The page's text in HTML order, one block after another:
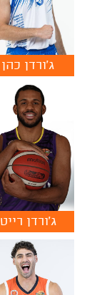
ג'ורדן כהן
ג'ורדן רייט